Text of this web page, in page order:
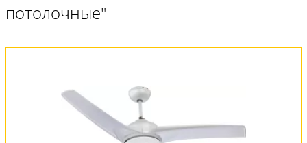
потолочные"